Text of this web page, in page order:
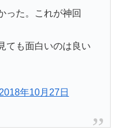
った。これが神回
ても面白いのは良い
2018年10月27日